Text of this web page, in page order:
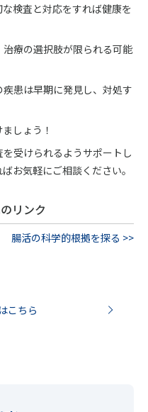
な検査と対応をすれば健康を
療の選択肢が限られる可能
患は早期に発見し、対処す
しょう！
受けられるようサポートし
お気軽にご相談ください。
リンク
腸活の科学的根拠を探る >>
こちら